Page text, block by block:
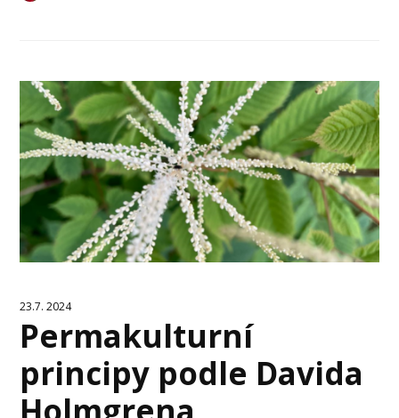
23.7. 2024
Permakulturní
principy podle Davida